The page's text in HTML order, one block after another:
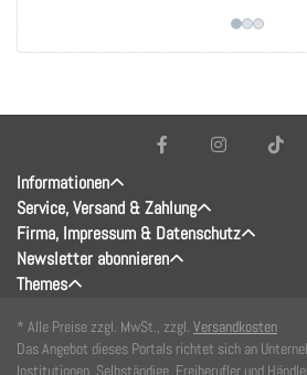
Informationen
Service, Versand & Zahlung
Firma, Impressum & Datenschutz
Newsletter abonnieren
Themes
* Alle Preise zzgl. MwSt., zzgl. Versandkosten
Das Angebot dieses Portals richtet sich an
Institutionen, Selbständige, Freiberufler und